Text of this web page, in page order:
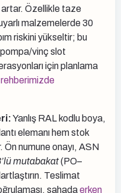
Özellikle taze
malzemelerde 30
riskini yükseltir; bu
vinç slot
için planlama
Yanlış RAL kodlu boya,
elemanı hem stok
Ön numune onayı, ASN
mutabakat(PO–
Teslimat
sahadaerken